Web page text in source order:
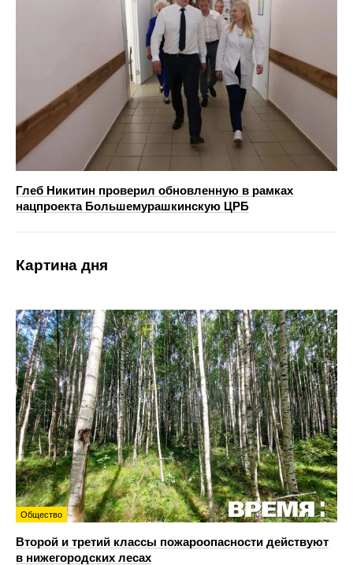
Глеб Никитин проверил обновленную в рамках
нацпроекта Большемурашкинскую ЦРБ
Картина дня
Общество
Второй и третий классы пожароопасности действуют
в нижегородских лесах